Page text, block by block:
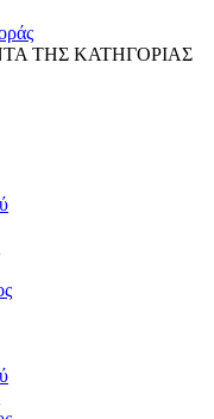
ΤΗΣ ΚΑΤΗΓΟΡΙΑΣ